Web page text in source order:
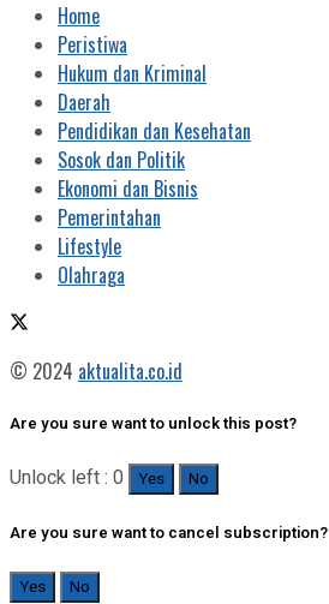
Home
Peristiwa
Hukum dan Kriminal
Daerah
Pendidikan dan Kesehatan
Sosok dan Politik
Ekonomi dan Bisnis
Pemerintahan
Lifestyle
Olahraga
© 2024 aktualita.co.id
Are you sure want to unlock this post?
Unlock left : 0 Yes No
Are you sure want to cancel subscription?
Yes No